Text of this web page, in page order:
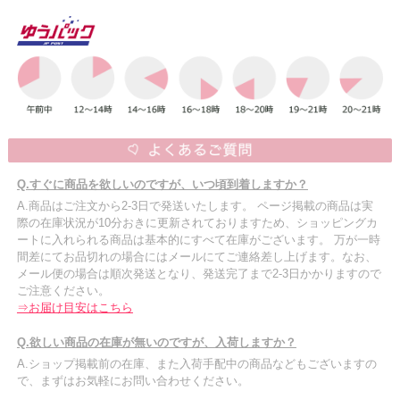
Q.すぐに商品を欲しいのですが、いつ頃到着しますか？
A.商品はご注文から2-3日で発送いたします。 ページ掲載の商品は実
際の在庫状況が10分おきに更新されておりますため、ショッピングカ
ートに入れられる商品は基本的にすべて在庫がございます。 万が一時
間差にてお品切れの場合にはメールにてご連絡差し上げます。なお、
メール便の場合は順次発送となり、発送完了まで2-3日かかりますので
ご注意ください。
⇒お届け目安はこちら
Q.欲しい商品の在庫が無いのですが、入荷しますか？
A.ショップ掲載前の在庫、また入荷手配中の商品などもございますの
で、まずはお気軽にお問い合わせください。